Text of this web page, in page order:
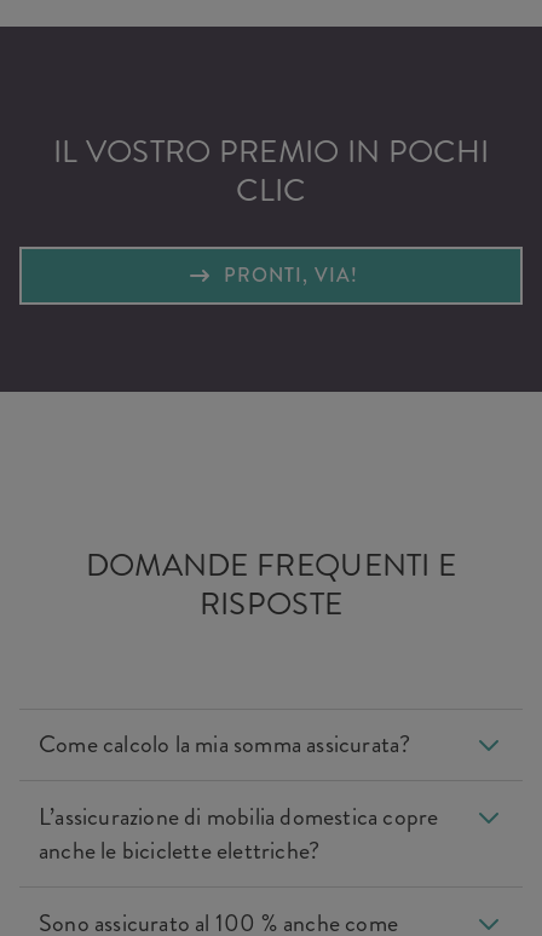
IL VOSTRO PREMIO IN POCHI
CLIC
PRONTI, VIA!
DOMANDE FREQUENTI E
RISPOSTE
Come calcolo la mia somma assicurata?
L’assicurazione di mobilia domestica copre
anche le biciclette elettriche?
Sono assicurato al 100 % anche come